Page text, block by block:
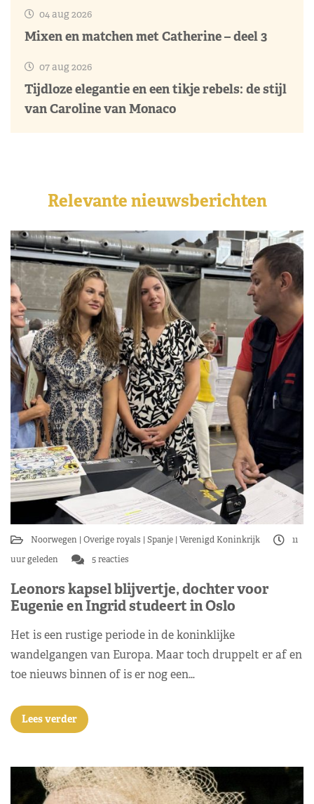
04 aug 2026
Mixen en matchen met Catherine – deel 3
07 aug 2026
Tijdloze elegantie en een tikje rebels: de stijl
van Caroline van Monaco
Relevante nieuwsberichten
Noorwegen Overige royals Spanje Verenigd Koninkrijk
11
uur geleden
5 reacties
Leonors kapsel blijvertje, dochter voor
Eugenie en Ingrid studeert in Oslo
Het is een rustige periode in de koninklijke
wandelgangen van Europa. Maar toch druppelt er af en
toe nieuws binnen of is er nog een…
Lees verder